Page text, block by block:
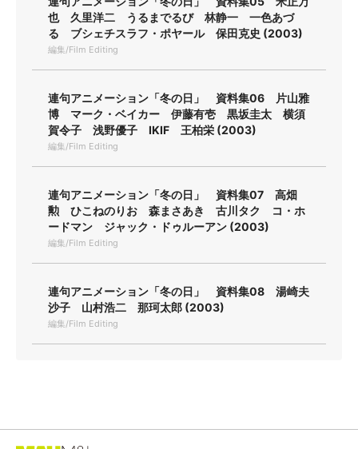
也 久里洋二 うるまでるび 林静一 一色あづ
る ブシェチスラフ・ポヤール 保田克史 (2003)
編集/Film Editing
連句アニメーション「冬の日」 資料集06 片山雅
博 マーク・ベイカー 伊藤有壱 黒坂圭太 横須
賀令子 浅野優子 IKIF 王柏栄 (2003)
編集/Film Editing
連句アニメーション「冬の日」 資料集07 高畑
勲 ひこねのりお 森まさあき 古川タク コ・ホ
ードマン ジャック・ドゥルーアン (2003)
編集/Film Editing
連句アニメーション「冬の日」 資料集08 湯崎夫
沙子 山村浩二 那珂太郎 (2003)
編集/Film Editing